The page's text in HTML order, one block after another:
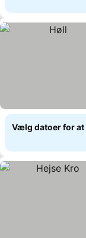
Vælg datoer for